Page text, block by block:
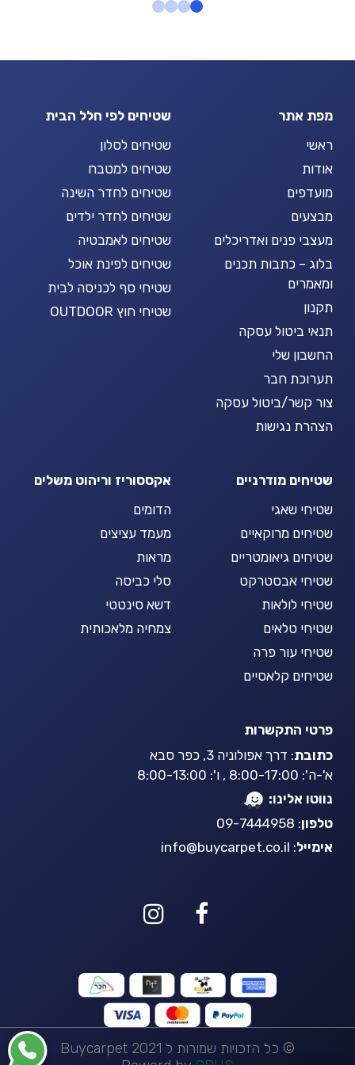
מפת אתר
ראשי
אודות
מועדפים
מבצעים
מעצבי פנים ואדריכלים
בלוג – כתבות תכנים
ומאמרים
תקנון
תנאי ביטול עסקה
החשבון שלי
תערוכת חבר
צור קשר/ביטול עסקה
הצהרת נגישות
שטיחים לפי חלל הבית
שטיחים לסלון
שטיחים למטבח
שטיחים לחדר השינה
שטיחים לחדר ילדים
שטיחים לאמבטיה
שטיחים לפינת אוכל
שטיחי סף לכניסה לבית
שטיחי חוץ OUTDOOR
שטיחים מודרניים
שטיחי שאגי
שטיחים מרוקאיים
שטיחים גיאומטריים
שטיחי אבסטרקט
שטיחי לולאות
שטיחי טלאים
שטיחי עור פרה
שטיחים קלאסיים
אקססוריז וריהוט משלים
הדומים
מעמד עציצים
מראות
סלי כביסה
דשא סינטטי
צמחיה מלאכותית
פרטי התקשרות
כתובת: דרך אפולוניה 3, כפר סבא
א'-ה': 8:00-17:00 , ו': 8:00-13:00
נווטו אלינו:
טלפון: 09-7444958
אימייל:
info@buycarpet.co.il
© כל הזכויות שמורות ל Buycarpet 2021